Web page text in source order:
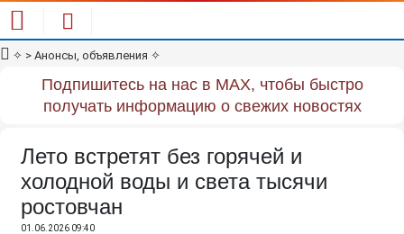
✧ > Анонсы, объявления ✧
Подпишитесь на нас в MAX, чтобы быстро
получать информацию о свежих новостях
Лето встретят без горячей и
холодной воды и света тысячи
ростовчан
01.06.2026 09:40